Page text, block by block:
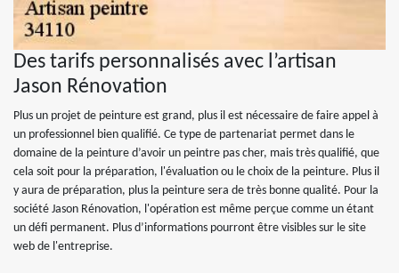
Des tarifs personnalisés avec l’artisan
Jason Rénovation
Plus un projet de peinture est grand, plus il est nécessaire de faire appel à
un professionnel bien qualifié. Ce type de partenariat permet dans le
domaine de la peinture d’avoir un peintre pas cher, mais très qualifié, que
cela soit pour la préparation, l'évaluation ou le choix de la peinture. Plus il
y aura de préparation, plus la peinture sera de très bonne qualité. Pour la
société Jason Rénovation, l'opération est même perçue comme un étant
un défi permanent. Plus d’informations pourront être visibles sur le site
web de l'entreprise.